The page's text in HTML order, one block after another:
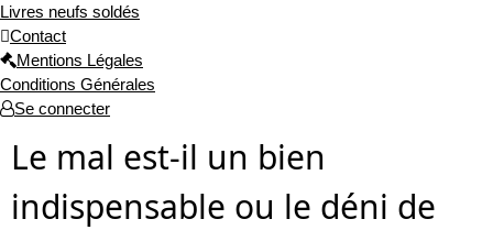
Livres neufs soldés
Contact
Mentions Légales
Conditions Générales
Se connecter
Le mal est-il un bien
indispensable ou le déni de